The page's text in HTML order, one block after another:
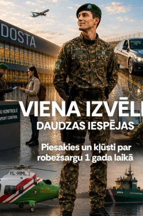
punkta
punkta
ir pilnībā
jaunas robežas
2026. gada
07.08.2026.
2026. gada
06.08.2026.
Visi jaunumi